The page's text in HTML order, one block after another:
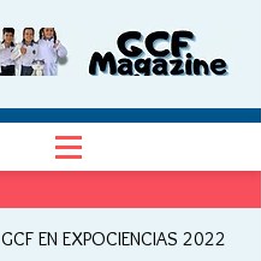
GCF EN EXPOCIENCIAS 2022